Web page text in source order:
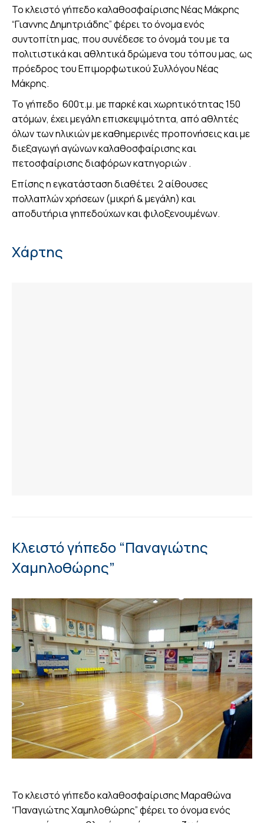
Το κλειστό γήπεδο καλαθοσφαίρισης Νέας Μάκρης
“Γιαννης Δημητριάδης” φέρει το όνομα ενός
συντοπίτη μας, που συνέδεσε το όνομά του με τα
πολιτιστικά και αθλητικά δρώμενα του τόπου μας, ως
πρόεδρος του Επιμορφωτικού Συλλόγου Νέας
Μάκρης.
Το γήπεδο 600τ.μ. με παρκέ και χωρητικότητας 150
ατόμων, έχει μεγάλη επισκεψιμότητα, από αθλητές
όλων των ηλικιών με καθημερινές προπονήσεις και με
διεξαγωγή αγώνων καλαθοσφαίρισης και
πετοσφαίρισης διαφόρων κατηγοριών .
Επίσης η εγκατάσταση διαθέτει 2 αίθουσες
πολλαπλών χρήσεων (μικρή & μεγάλη) και
αποδυτήρια γηπεδούχων και φιλοξενουμένων.
Χάρτης
Κλειστό γήπεδο “Παναγιώτης
Χαμηλοθώρης”
Το κλειστό γήπεδο καλαθοσφαίρισης Μαραθώνα
“Παναγιώτης Χαμηλοθώρης” φέρει το όνομα ενός